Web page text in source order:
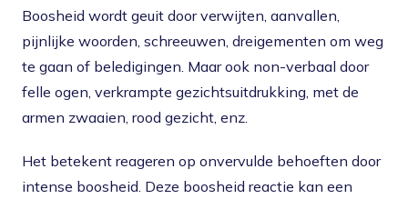
Boosheid wordt geuit door verwijten, aanvallen,
pijnlijke woorden, schreeuwen, dreigementen om weg
te gaan of beledigingen. Maar ook non-verbaal door
felle ogen, verkrampte gezichtsuitdrukking, met de
armen zwaaien, rood gezicht, enz.
Het betekent reageren op onvervulde behoeften door
intense boosheid. Deze boosheid reactie kan een